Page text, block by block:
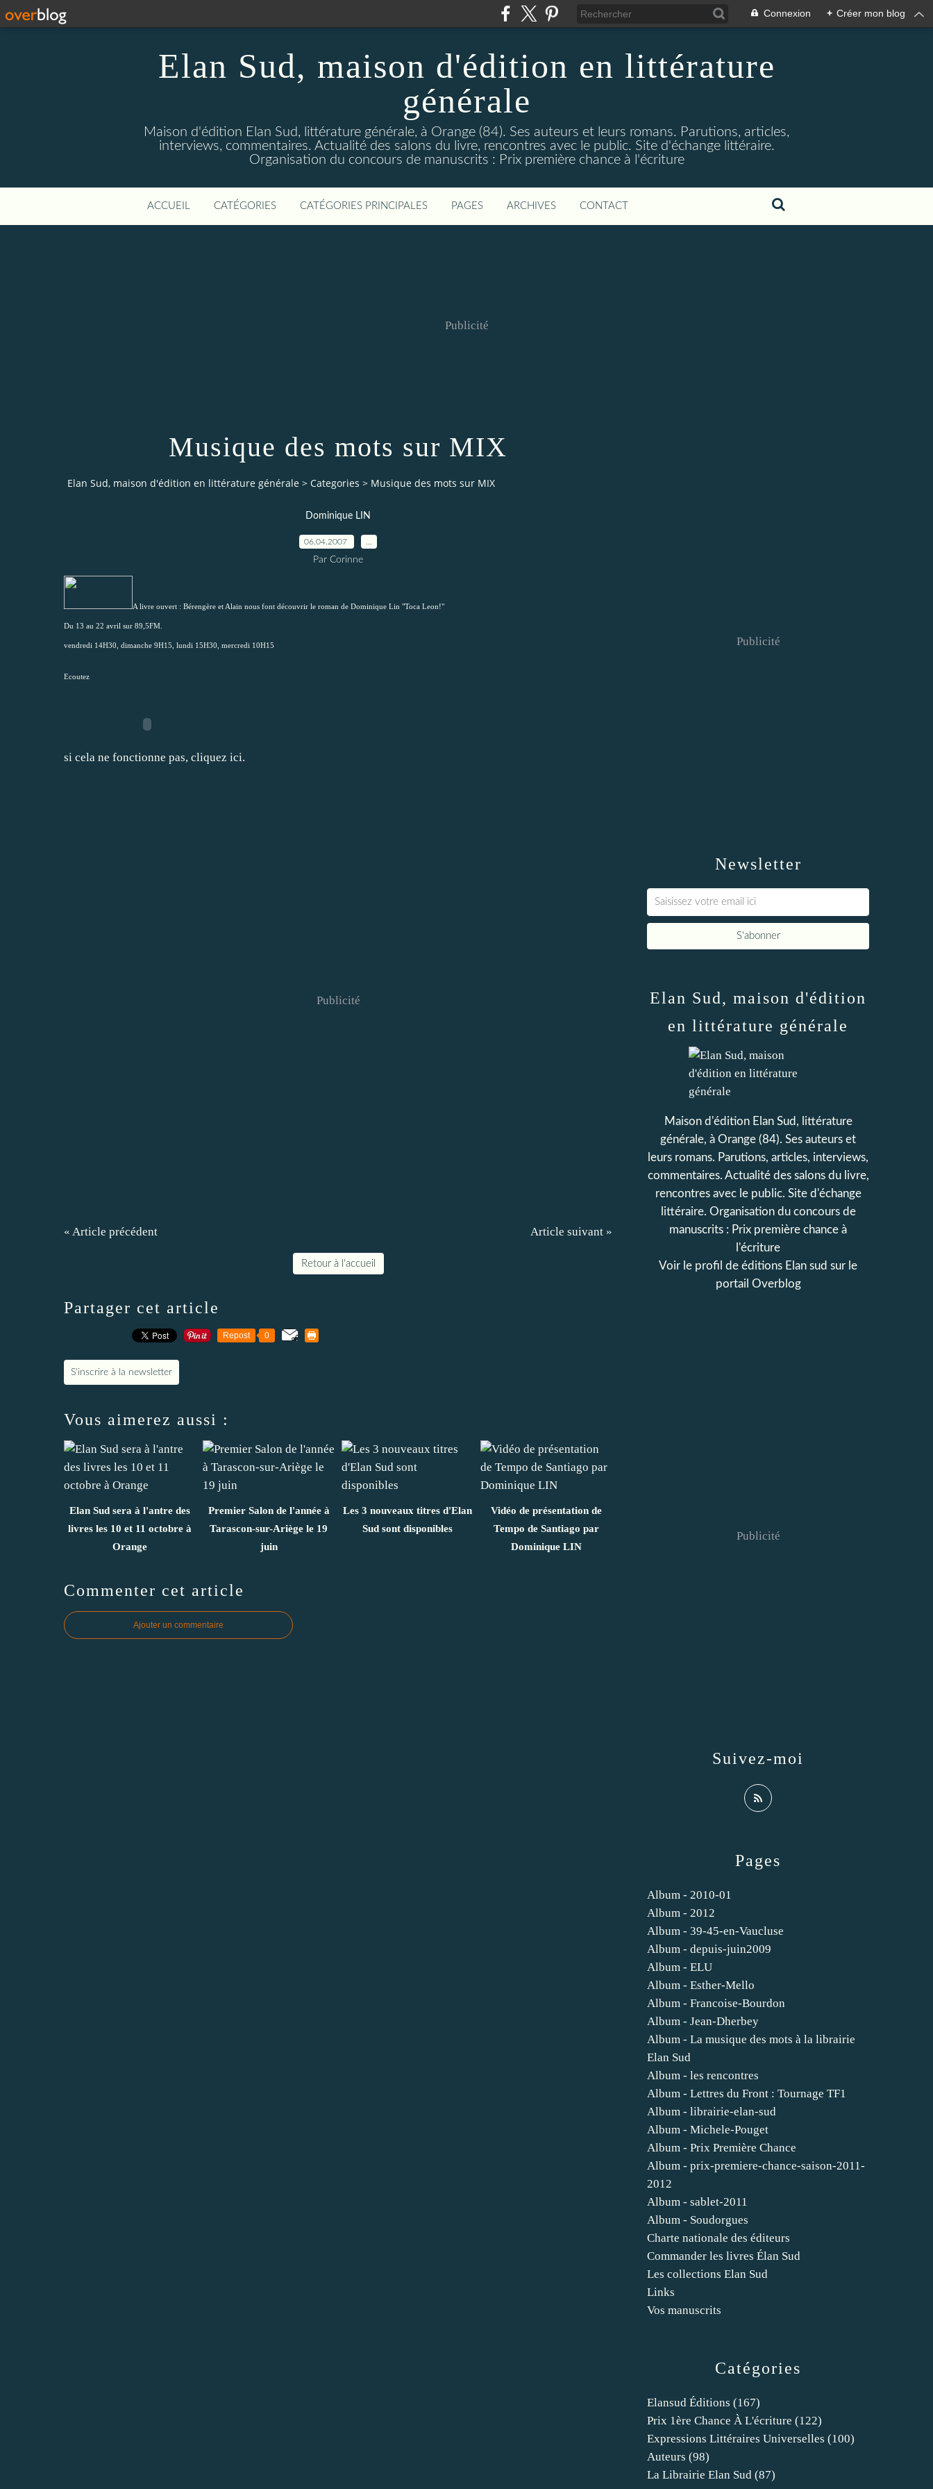
Connexion + Créer mon blog
Elan Sud, maison d'édition en littérature
générale
Maison d'édition Elan Sud, littérature générale, à Orange (84). Ses auteurs et leurs romans. Parutions, articles,
interviews, commentaires. Actualité des salons du livre, rencontres avec le public. Site d'échange littéraire.
Organisation du concours de manuscrits : Prix première chance à l'écriture
ACCUEIL CATÉGORIES CATÉGORIES PRINCIPALES PAGES ARCHIVES CONTACT
Publicité
Musique des mots sur MIX
Elan Sud, maison d'édition en littérature générale > Categories > Musique des mots sur MIX
Dominique LIN
06.04.2007
Par Corinne
A livre ouvert : Bérengère et Alain nous font découvrir le roman de Dominique Lin "Toca Leon!"
Du 13 au 22 avril sur 89,5FM.
vendredi 14H30, dimanche 9H15, lundi 15H30, mercredi 10H15
Ecoutez
si cela ne fonctionne pas, cliquez ici.
Publicité
« Article précédent Article suivant »
Retour à l'accueil
Partager cet article
Repost 0
S'inscrire à la newsletter
Vous aimerez aussi :
Elan Sud sera à l'antre des
livres les 10 et 11 octobre à
Orange
Premier Salon de l'année à
Tarascon-sur-Ariège le 19
juin
Les 3 nouveaux titres d'Elan
Sud sont disponibles
Vidéo de présentation de
Tempo de Santiago par
Dominique LIN
Commenter cet article
Ajouter un commentaire
Newsletter
Publicité
Catégories
Elansud Éditions (167)
Prix 1ère Chance À L'écriture (122)
Expressions Littéraires Universelles (100)
Auteurs (98)
La Librairie Elan Sud (87)
Pages
Album - 2010-01
Album - 2012
Album - 39-45-en-Vaucluse
Album - depuis-juin2009
Album - ELU
Album - Esther-Mello
Album - Francoise-Bourdon
Album - Jean-Dherbey
Album - La musique des mots à la librairie
Elan Sud
Album - les rencontres
Album - Lettres du Front : Tournage TF1
Album - librairie-elan-sud
Album - Michele-Pouget
Album - Prix Première Chance
Album - prix-premiere-chance-saison-2011-
2012
Album - sablet-2011
Album - Soudorgues
Charte nationale des éditeurs
Commander les livres Élan Sud
Les collections Elan Sud
Links
Vos manuscrits
Elan Sud, maison d'édition
en littérature générale
Maison d'édition Elan Sud, littérature
générale, à Orange (84). Ses auteurs et
leurs romans. Parutions, articles, interviews,
commentaires. Actualité des salons du livre,
rencontres avec le public. Site d'échange
littéraire. Organisation du concours de
manuscrits : Prix première chance à
l'écriture
Voir le profil de éditions Elan sud sur le
portail Overblog
Suivez-moi
Publicité